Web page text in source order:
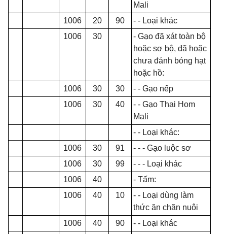
Mali
1006
20 90
- - Loại khác
1006
30
- Gạo đã xát toàn bộ
hoặc sơ bộ, đã hoặc
chưa đánh bóng hạt
hoặc hồ:
1006
30 30 - - Gạo nếp
1006
30 40 - - Gạo Thai Hom
Mali
- - Loại khác:
1006
30 91 - - - Gạo luộc sơ
1006
30 99 - - - Loại khác
1006
40 - Tấm:
1006
40 10
- - Loại dùng làm
thức ăn chăn nuôi
1006
40 90
- - Loại khác